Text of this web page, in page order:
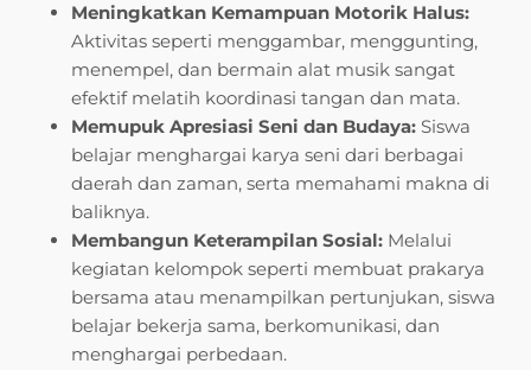
Meningkatkan Kemampuan Motorik Halus:
Aktivitas seperti menggambar, menggunting,
menempel, dan bermain alat musik sangat
efektif melatih koordinasi tangan dan mata.
Memupuk Apresiasi Seni dan Budaya: Siswa
belajar menghargai karya seni dari berbagai
daerah dan zaman, serta memahami makna di
baliknya.
Membangun Keterampilan Sosial: Melalui
kegiatan kelompok seperti membuat prakarya
bersama atau menampilkan pertunjukan, siswa
belajar bekerja sama, berkomunikasi, dan
menghargai perbedaan.